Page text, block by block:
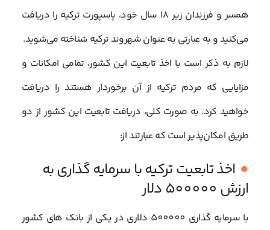
همسر و فرزندان زیر 18 سال خود، پاسپورت ترکیه را دریافت
می‌کنید و به عبارتی به عنوان شهروند ترکیه شناخته می‌شوید.
لازم به ذکر است با اخذ تابعیت این کشور، تمامی امکانات و
مزایایی که مردم ترکیه از آن برخوردار هستند را دریافت
خواهید کرد. به صورت کلی، دریافت تابعیت این کشور از دو
طریق امکان‌پذیر است که عبارتند از:
اخذ تابعیت ترکیه با سرمایه گذاری به
ارزش 500000 دلار
با سرمایه گذاری 500000 دلاری در یکی از بانک های کشور